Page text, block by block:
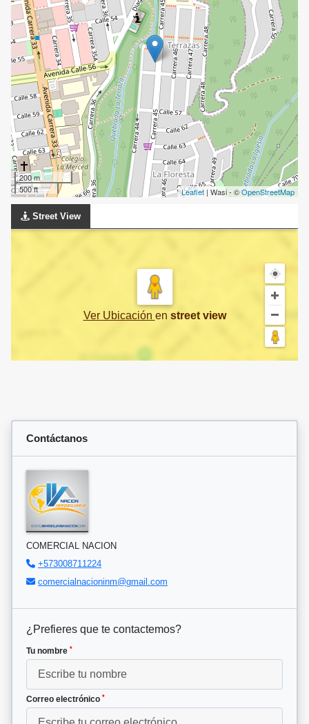
200 m
500 ft
Leaflet | Wasi - ©OpenStreetMap
Street View
Ver Ubicación en street view
Contáctanos
COMERCIAL NACION
+573008711224
comercialnacioninm@gmail.com
¿Prefieres que te contactemos?
Tu nombre *
Correo electrónico *